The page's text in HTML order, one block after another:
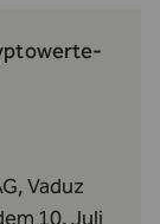
Vaduz
10. Juli